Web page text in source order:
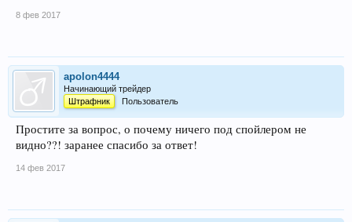
8 фев 2017
apolon4444
Начинающий трейдер
Штрафник
Пользователь
Простите за вопрос, о почему ничего под спойлером не
видно??! заранее спасибо за ответ!
14 фев 2017